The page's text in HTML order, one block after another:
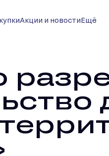
Акции и новостиЕщё